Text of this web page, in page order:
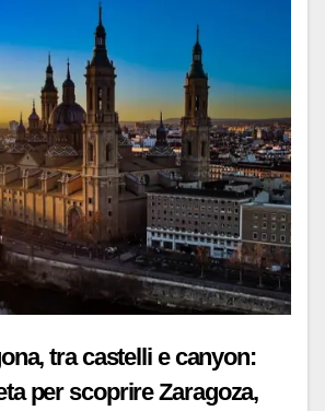
tra castelli e canyon:
per scoprire Zaragoza,